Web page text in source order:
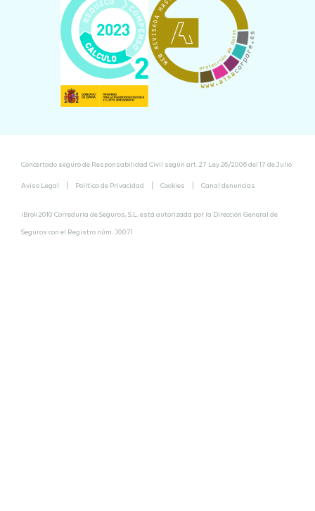
Concertado seguro de Responsabilidad Civil según art. 27 Ley 26/2006 del 17 de Julio
Aviso Legal Política de Privacidad Cookies Canal denuncias
iBrok 2010 Correduría de Seguros, S.L. está autorizada por la Dirección General de
Seguros con el Registro núm. J0071